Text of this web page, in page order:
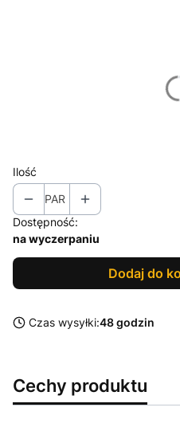
Ilość
PAR
Dostępność:
na wyczerpaniu
Dodaj do
Czas wysyłki:48 godzin
Cechy produktu